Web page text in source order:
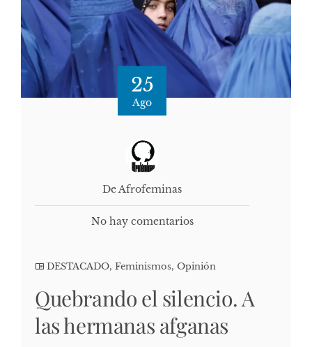
25
Ago
De Afrofeminas
No hay comentarios
DESTACADO, Feminismos, Opinión
Quebrando el silencio. A
las hermanas afganas